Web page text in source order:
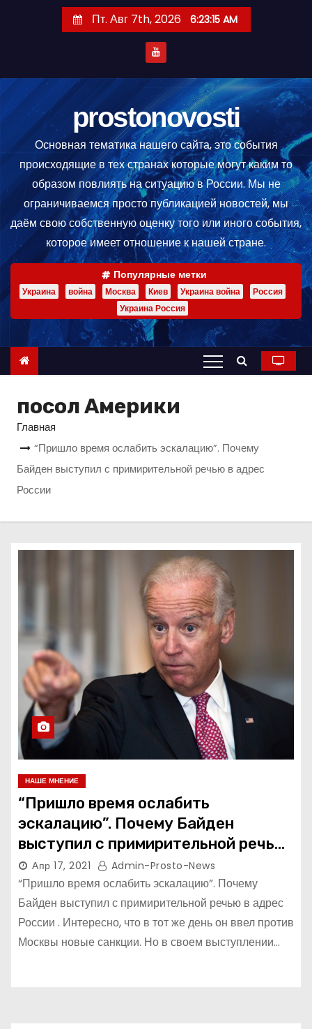
е
р
ж
м
Пт. Авг 7th, 2026 6:23:15 AM
prostonovosti
Основная тематика нашего сайта, это события
происходящие в тех странах которые могут каким то
образом повлиять на ситуацию в России. Мы не
ограничиваемся просто публикацией новостей, мы
даём свою собственную оценку того или иного события,
которое имеет отношение к нашей стране.
Популярные метки
Украина война Москва Киев Украина война
Россия
Украина Россия
посол Америки
Главная
“Пришло время ослабить эскалацию”. Почему
Байден выступил с примирительной речью в адрес
России
НАШЕ МНЕНИЕ
“Пришло время ослабить
эскалацию”. Почему Байден
выступил с примирительной речью
в адрес России
Апр 17, 2021 Admin-Prosto-News
“Пришло время ослабить эскалацию”. Почему
Байден выступил с примирительной речью в адрес
России . Интересно, что в тот же день он ввел против
Москвы новые санкции. Но в своем выступлении…